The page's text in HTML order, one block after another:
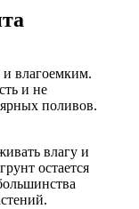
и влагоемким.
и не
поливов.
влагу и
остается